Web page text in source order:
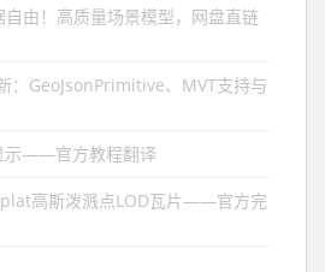
由！高质量场景模型，网盘直链
：GeoJsonPrimitive、MVT支持与
示——官方教程翻译
高斯泼溅点LOD瓦片——官方完